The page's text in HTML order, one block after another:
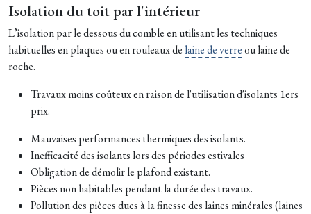
Isolation du toit par l'intérieur
L’isolation par le dessous du comble en utilisant les techniques
habituelles en plaques ou en rouleaux de laine de verreou laine de
roche.
Travaux moins coûteux en raison de l'utilisation d'isolants 1ers
prix.
Mauvaises performances thermiques des isolants.
Inefficacité des isolants lors des périodes estivales
Obligation de démolir le plafond existant.
Pièces non habitables pendant la durée des travaux.
Pollution des pièces dues à la finesse des laines minérales (laines